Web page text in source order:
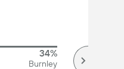
34%
Burnley